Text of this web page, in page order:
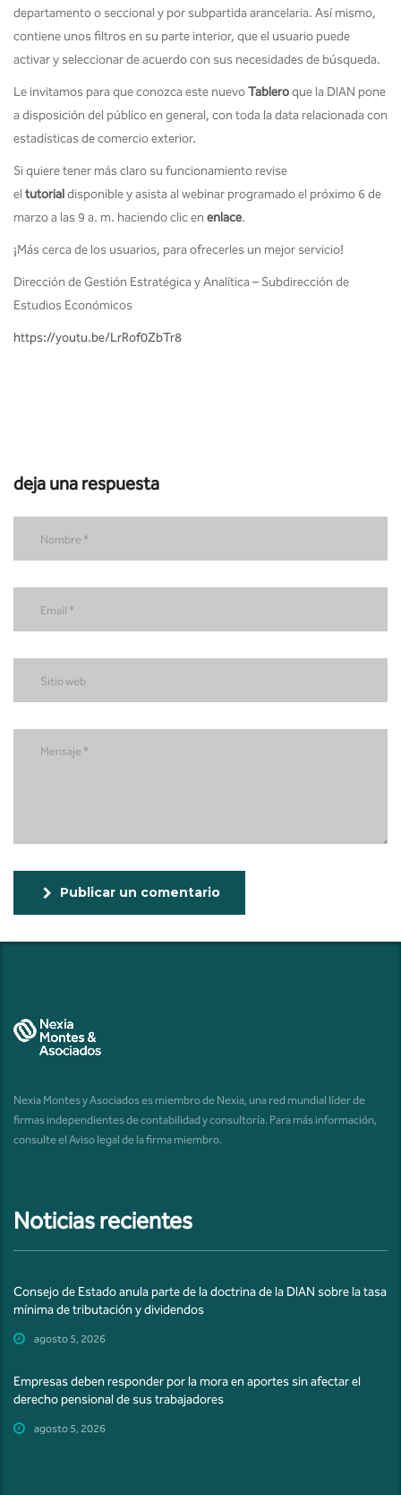
departamento o seccional y por subpartida arancelaria. Así mismo,
contiene unos filtros en su parte interior, que el usuario puede
activar y seleccionar de acuerdo con sus necesidades de búsqueda.
Le invitamos para que conozca este nuevoTableroque la DIAN pone
a disposición del público en general, con toda la data relacionada con
estadísticas de comercio exterior.
Si quiere tener más claro su funcionamiento revise
el tutorialdisponible y asista al webinar programado el próximo 6 de
marzo a las 9 a. m. haciendo clic en enlace.
¡Más cerca de los usuarios, para ofrecerles un mejor servicio!
Dirección de Gestión Estratégica y Analítica – Subdirección de
Estudios Económicos
https://youtu.be/LrRof0ZbTr8
deja una respuesta
Publicar un comentario
Nexia Montes y Asociados es miembro de Nexia, una red mundial líder de
firmas independientes de contabilidad y consultoría. Para más información,
consulte el Aviso legal de la firma miembro.
Noticias recientes
Consejo de Estado anula parte de la doctrina de la DIAN sobre la tasa
mínima de tributación y dividendos
agosto 5, 2026
Empresas deben responder por la mora en aportes sin afectar el
derecho pensional de sus trabajadores
agosto 5, 2026